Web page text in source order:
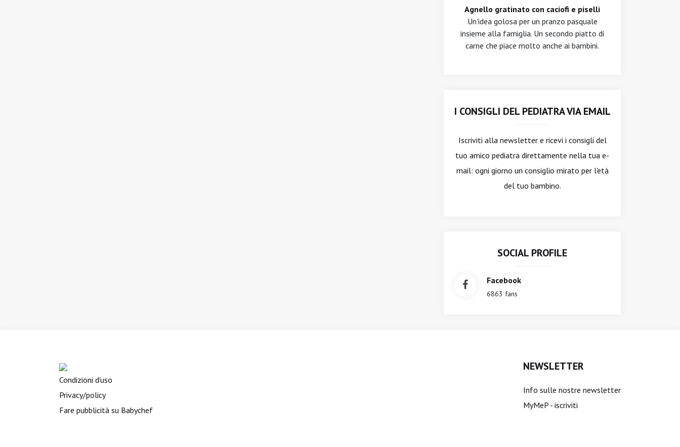
Agnello gratinato con caciofi e piselli
Un'idea golosa per un pranzo pasquale
insieme alla famiglia. Un secondo piatto di
carne che piace molto anche ai bambini.
I CONSIGLI DEL PEDIATRA VIA EMAIL
Iscriviti alla newslettere ricevi i consigli del
tuo amico pediatra direttamente nella tua e-
mail: ogni giorno un consiglio mirato per l'età
del tuo bambino.
SOCIAL PROFILE
Facebook
6863 fans
Condizioni d'uso
Privacy/policy
Fare pubblicità su Babychef
NEWSLETTER
Info sulle nostre newsletter
MyMeP - iscriviti